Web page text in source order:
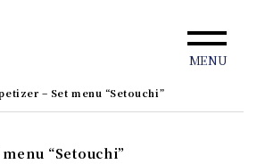
MENU
– Set menu “Setouchi”
“Setouchi”